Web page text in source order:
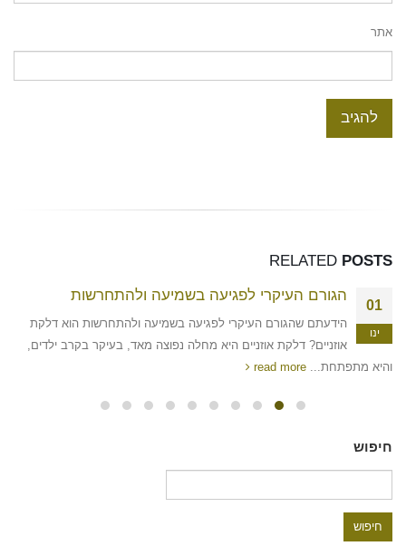
אתר
RELATED POSTS
01
ינו
הגורם העיקרי לפגיעה בשמיעה ולהתחרשות
הידעתם שהגורם העיקרי לפגיעה בשמיעה ולהתחרשות הוא דלקת
אוזניים? דלקת אוזניים היא מחלה נפוצה מאד, בעיקר בקרב ילדים,
והיא מתפתחת... read more
חיפוש